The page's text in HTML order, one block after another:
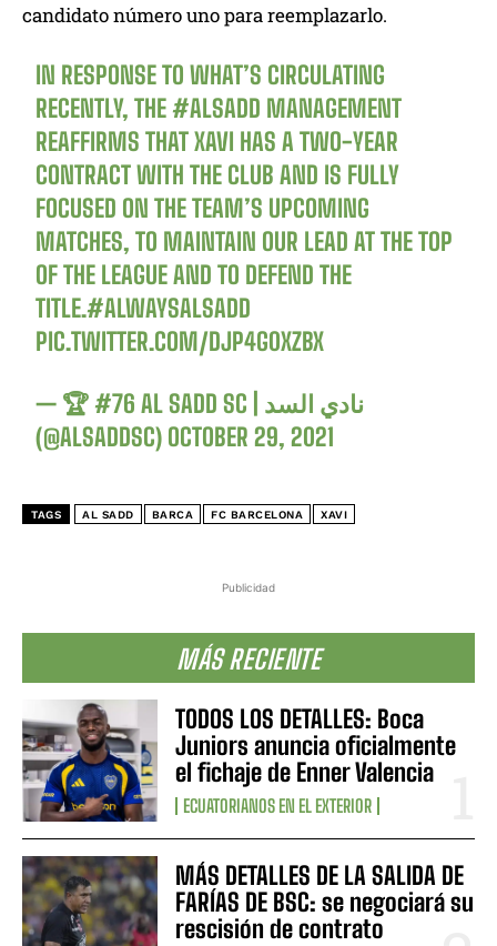
Publicidad
MÁS RECIENTE
TODOS LOS DETALLES: Boca
Juniors anuncia oficialmente
el fichaje de Enner Valencia
ECUATORIANOS EN EL EXTERIOR
MÁS DETALLES DE LA SALIDA DE
FARÍAS DE BSC: se negociará su
rescisión de contrato
candidato número uno para reemplazarlo.
IN RESPONSE TO WHAT’S CIRCULATING
RECENTLY, THE#ALSADD MANAGEMENT
REAFFIRMS THAT XAVI HAS A TWO-YEAR
CONTRACT WITH THE CLUB AND IS FULLY
FOCUSED ON THE TEAM’S UPCOMING
MATCHES, TO MAINTAIN OUR LEAD AT THE TOP
OF THE LEAGUE AND TO DEFEND THE
TITLE.#ALWAYSALSADD
PIC.TWITTER.COM/DJP4G0XZBX
— 🏆 #76 AL SADD SC | نادي السد
(@ALSADDSC) OCTOBER 29, 2021
TAGS AL SADD BARCA FC BARCELONA XAVI